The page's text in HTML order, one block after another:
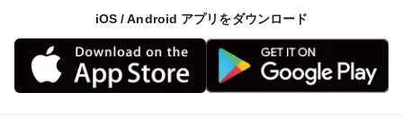
iOS / Android アプリをダウンロード